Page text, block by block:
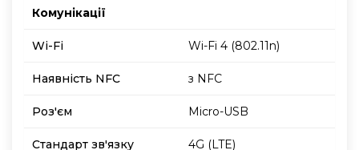
Комунікації
Wi-Fi Wi-Fi 4 (802.11n)
Наявність NFC з NFC
Роз'єм Micro-USB
Стандарт зв'язку 4G (LTE)